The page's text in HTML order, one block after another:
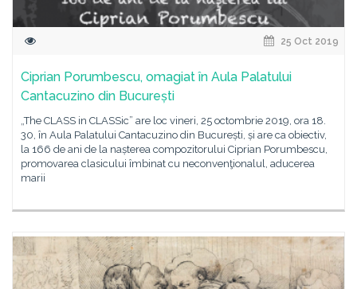
25 Oct 2019
Ciprian Porumbescu, omagiat în Aula Palatului
Cantacuzino din București
„The CLASS in CLASSic” are loc vineri, 25 octombrie 2019, ora 18.
30, în Aula Palatului Cantacuzino din București, și are ca obiectiv,
la 166 de ani de la nașterea compozitorului Ciprian Porumbescu,
promovarea clasicului îmbinat cu neconvenţionalul, aducerea
marii